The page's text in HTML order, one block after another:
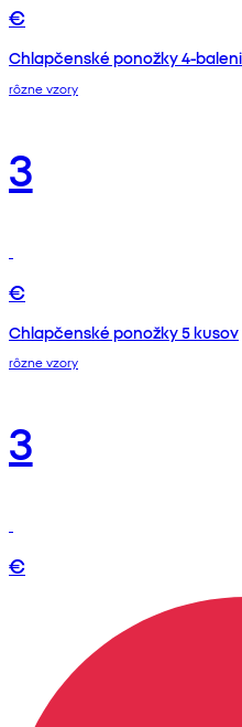
€
Chlapčenské ponožky 4-
rôzne vzory
3
€
Chlapčenské ponožky 5 kusov
rôzne vzory
3
€